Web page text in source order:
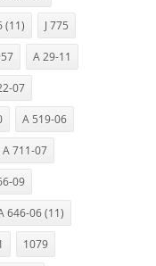
(11) J 775
A 29-11
07
A 519-06
A 711-07
09
646-06 (11)
1079